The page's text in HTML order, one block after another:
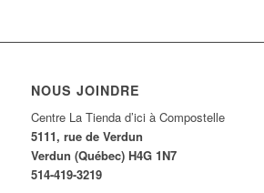
NOUS JOINDRE
Centre La Tienda d’ici à Compostelle
5111, rue de Verdun
Verdun (Québec) H4G 1N7
514-419-3219